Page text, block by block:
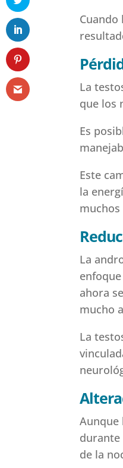
La
que los
Es
Este
la
La
ahora
mucho
La
Aunque
durante
de la